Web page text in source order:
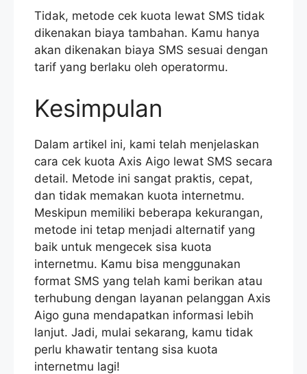
Tidak, metode cek kuota lewat SMS tidak
dikenakan biaya tambahan. Kamu hanya
akan dikenakan biaya SMS sesuai dengan
tarif yang berlaku oleh operatormu.
Kesimpulan
Dalam artikel ini, kami telah menjelaskan
cara cek kuota Axis Aigo lewat SMS secara
detail. Metode ini sangat praktis, cepat,
dan tidak memakan kuota internetmu.
Meskipun memiliki beberapa kekurangan,
metode ini tetap menjadi alternatif yang
baik untuk mengecek sisa kuota
internetmu. Kamu bisa menggunakan
format SMS yang telah kami berikan atau
terhubung dengan layanan pelanggan Axis
Aigo guna mendapatkan informasi lebih
lanjut. Jadi, mulai sekarang, kamu tidak
perlu khawatir tentang sisa kuota
internetmu lagi!